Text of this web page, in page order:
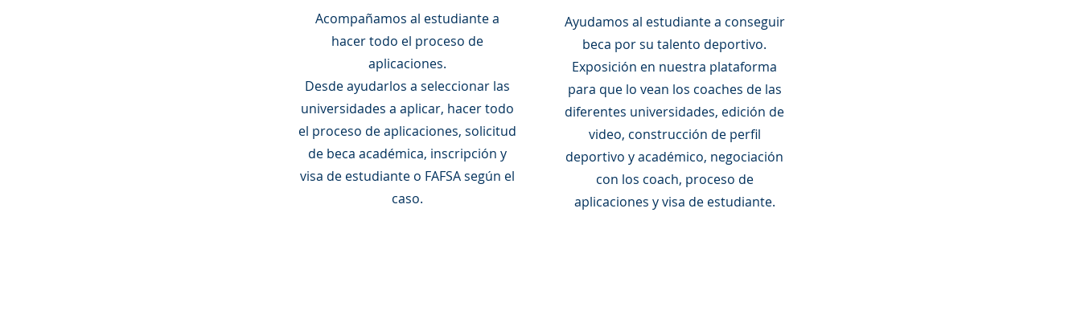
Acompañamos al estudiante a
hacer todo el proceso de
aplicaciones.
Desde ayudarlos a seleccionar las
universidades a aplicar, hacer todo
el proceso de aplicaciones, solicitud
de beca académica, inscripción y
visa de estudiante o FAFSA según el
caso.
Ayudamos al estudiante a conseguir
beca por su talento deportivo.
Exposición en nuestra plataforma
para que lo vean los coaches de las
diferentes universidades, edición de
video, construcción de perfil
deportivo y académico, negociación
con los coach, proceso de
aplicaciones y visa de estudiante.